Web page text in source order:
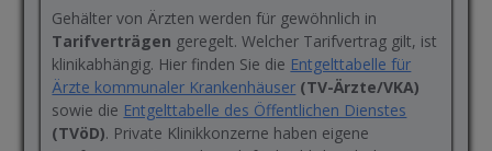
Gehälter von Ärzten werden für gewöhnlich in
Tarifverträgen geregelt. Welcher Tarifvertrag gilt, ist
klinikabhängig. Hier finden Sie die Entgelttabelle für
Ärzte kommunaler Krankenhäuser (TV-Ärzte/VKA)
sowie die Entgelttabelle des Öffentlichen Dienstes
(TVöD). Private Klinikkonzerne haben eigene